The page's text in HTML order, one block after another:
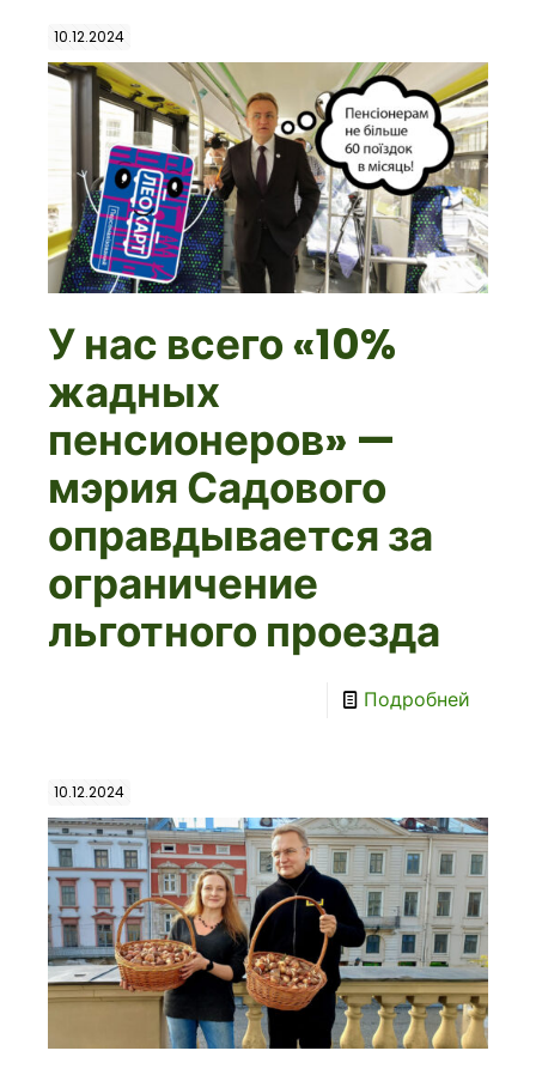
10.12.2024
У нас всего «10%
жадных
пенсионеров» —
мэрия Садового
оправдывается за
ограничение
льготного проезда
Подробней
10.12.2024